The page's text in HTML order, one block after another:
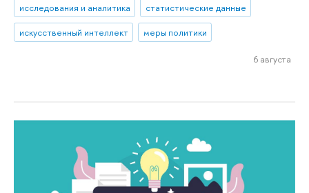
исследования и аналитика
статистические данные
искусственный интеллект
меры политики
6 августа